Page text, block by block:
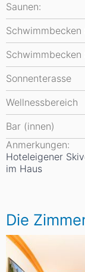
Saunen:
Schwimmbecken
Schwimmbecken
Sonnenterasse
Wellnessbereich
Bar (innen)
Anmerkungen:
Hoteleigener
im Haus
Die